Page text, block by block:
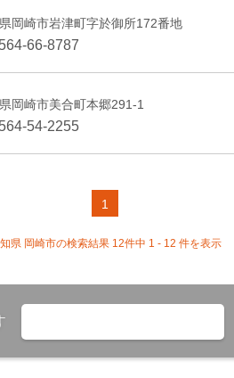
岡崎市岩津町字於御所172番地
66-8787
岡崎市美合町本郷291-1
54-2255
1
県 岡崎市の検索結果 12件中 1 - 12 件を表示